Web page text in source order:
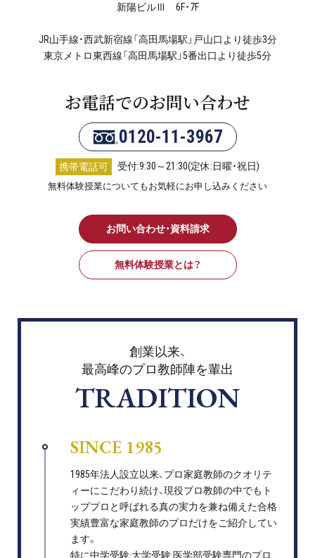
新陽ビルⅢ 6F・7F
JR山手線・西武新宿線「高田馬場駅」戸山口より徒歩3分
東京メトロ東西線「高田馬場駅」5番出口より徒歩5分
お電話でのお問い合わせ
0120-11-3967
携帯電話可 受付:9:30～21:30(定休:日曜・祝日)
無料体験授業についてもお気軽にお申し込みください
お問い合わせ・資料請求
無料体験授業とは？
創業以来、
最高峰のプロ教師陣を輩出
TRADITION
SINCE 1985
1985年法人設立以来、プロ家庭教師のクオリテ
ィーにこだわり続け、現役プロ教師の中でもト
ッププロと呼ばれる真の実力を兼ね備えた合格
実績豊富な家庭教師のプロだけをご紹介してい
ます。
特に中学受験·大学受験·医学部受験専門のプロ